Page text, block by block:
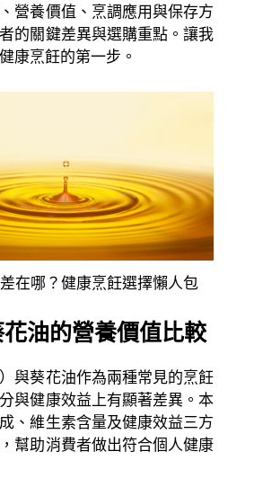
營養價值、烹調應用與保存方
的關鍵差異與選購重點。讓我
康烹飪的第一步。
在哪？健康烹飪選擇懶人包
油的營養價值比較
與葵花油作為兩種常見的烹飪
與健康效益上有顯著差異。本
、維生素含量及健康效益三方
幫助消費者做出符合個人健康